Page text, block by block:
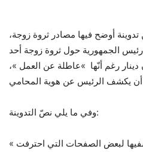
أوضح فيها مصادر ثروة زوجة،
الجمهورية حول ثروة زوجة أحد
البالغة 100 مليون دينار رغم أنّها »عاطلة عن العمل »،
وفي ما يلي نصّ التدوينة:
« توضيح لمن يهمه الأمر وتسفيها لبعض الصفحات التي احترفت